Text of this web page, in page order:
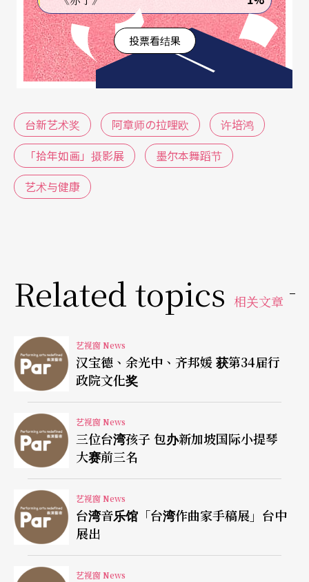
投票看结果
台新艺术奖 阿章师の拉哩欧
许培鸿
「拾年如画」摄影展
墨尔本舞蹈节
艺术与健康
Related topics 相关文章
艺视窗 News
汉宝德、余光中、齐邦媛 获第34届行
政院文化奖
艺视窗 News
三位台湾孩子 包办新加坡国际小提琴
大赛前三名
艺视窗 News
台湾音乐馆「台湾作曲家手稿展」台中
展出
艺视窗 News